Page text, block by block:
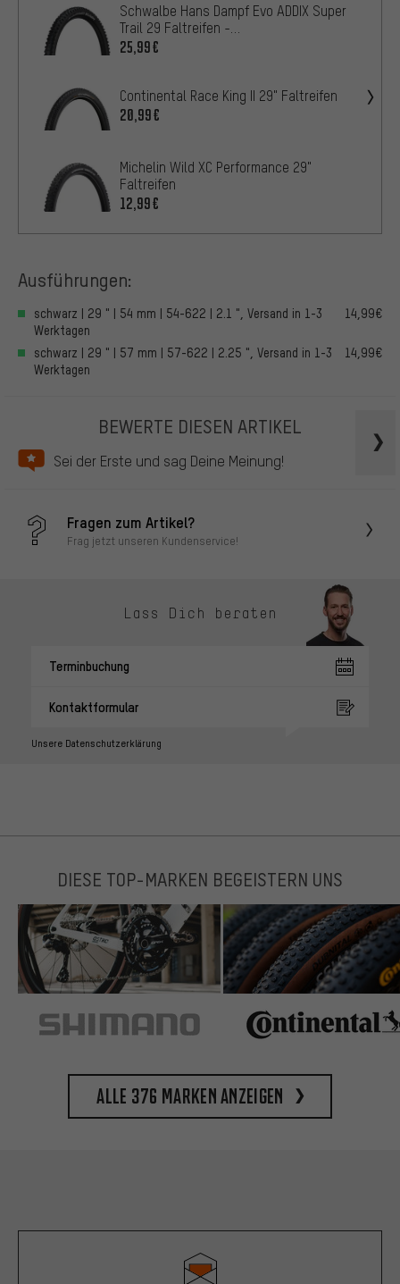
Schwalbe Hans Dampf Evo ADDIX Super
Trail 29 Faltreifen -
Werkstattverpackung
25,99€
Continental Race King II 29" Faltreifen
20,99€
Michelin Wild XC Performance 29"
Faltreifen
12,99€
Ausführungen:
schwarz | 29 " | 54 mm | 54-622 | 2.1 ", Versand in 1-3
Werktagen
14,99€
schwarz | 29 " | 57 mm | 57-622 | 2.25 ", Versand in 1-3
Werktagen
14,99€
BEWERTE DIESEN ARTIKEL
Sei der Erste und sag Deine Meinung!
Fragen zum Artikel?
Frag jetzt unseren Kundenservice!
Lass Dich beraten
Terminbuchung
Kontaktformular
Unsere Datenschutzerklärung
DIESE TOP-MARKEN BEGEISTERN UNS
Alle 376 Marken anzeigen